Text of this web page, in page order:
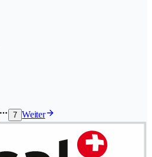
7 Weiter